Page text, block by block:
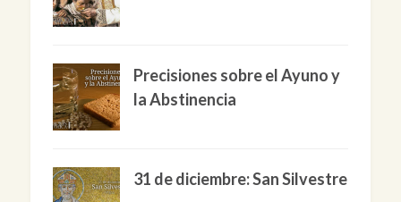
Precisiones sobre el Ayuno y
la Abstinencia
31 de diciembre: San Silvestre